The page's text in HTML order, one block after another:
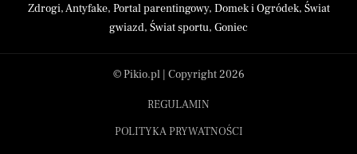
Zdrogi,Antyfake, Portal parentingowy, Domek i Ogródek, Świat
gwiazd, Świat sportu, Goniec
© Pikio.pl | Copyright 2026
REGULAMIN
POLITYKA PRYWATNOŚCI